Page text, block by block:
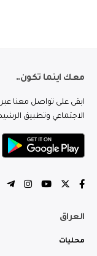
معك اينما تكون..
ابقى على تواصل معنا
الاجتماعي وتطبيق
العراق
محليات